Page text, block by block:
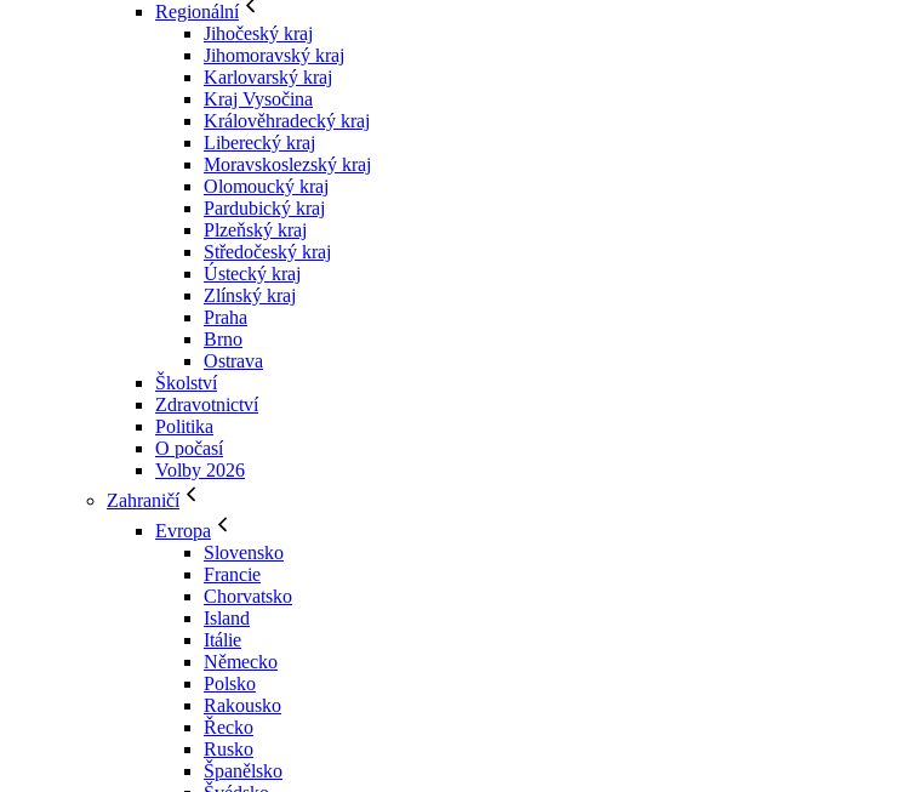
Regionální
Jihočeský kraj
Jihomoravský kraj
Karlovarský kraj
Kraj Vysočina
Králověhradecký kraj
Liberecký kraj
Moravskoslezský kraj
Olomoucký kraj
Pardubický kraj
Plzeňský kraj
Středočeský kraj
Ústecký kraj
Zlínský kraj
Praha
Brno
Ostrava
Školství
Zdravotnictví
Politika
O počasí
Volby 2026
Zahraničí
Evropa
Slovensko
Francie
Chorvatsko
Island
Itálie
Německo
Polsko
Rakousko
Řecko
Rusko
Španělsko